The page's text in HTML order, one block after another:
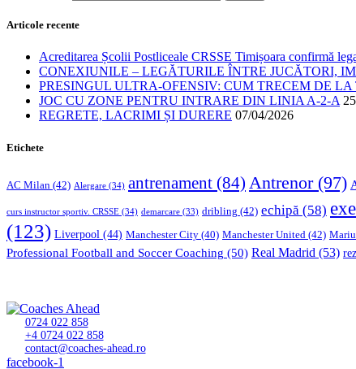
Articole recente
Acreditarea Școlii Postliceale CRSSE Timișoara confirmă
CONEXIUNILE – LEGĂTURILE ÎNTRE JUCĂTORI,
PRESINGUL ULTRA-OFENSIV: CUM TRECEM DE
JOC CU ZONE PENTRU INTRARE DIN LINIA A-2-A
REGRETE, LACRIMI ȘI DURERE 07/04/2026
Etichete
AC Milan (42) Alergare (34) antrenament (84) Antrenor(97)
curs instructor sportiv. CRSSE (34) demarcare (33) dribling (42) echipă (58)
(123) Liverpool (44) Manchester City (40) Manchester United (42)
Professional Football and Soccer Coaching (50) Real Madrid (53)
0724 022 858
+4 0724 022 858
contact@coaches-ahead.ro
facebook-1